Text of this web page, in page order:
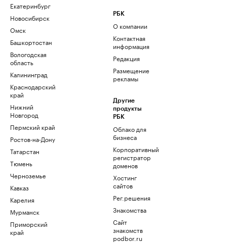
Екатеринбург
Новосибирск
Омск
Башкортостан
Вологодская
область
Калининград
Краснодарский
край
Нижний
Новгород
Пермский край
Ростов-на-Дону
Татарстан
Тюмень
Черноземье
Кавказ
Карелия
Мурманск
Приморский
край
РБК
О компании
Контактная
информация
Редакция
Размещение
рекламы
Другие
продукты
РБК
Облако для
бизнеса
Корпоративный
регистратор
доменов
Хостинг
сайтов
Рег.решения
Знакомства
Сайт
знакомств
podbor.ru